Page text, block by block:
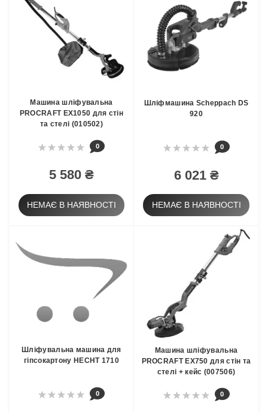
Машина шліфувальна
PROCRAFT EX1050 для стін
та стелі (010502)
0
5 580 ₴
НЕМАЄ В НАЯВНОСТІ
Шліфмашина Scheppach DS
920
0
6 021 ₴
НЕМАЄ В НАЯВНОСТІ
Шліфувальна машина для
гіпсокартону HECHT 1710
0
Машина шліфувальна
PROCRAFT EX750 для стін та
стелі + кейс (007506)
0